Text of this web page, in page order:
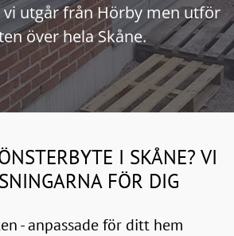
utgår från Hörby men utför
över hela Skåne.
I SKÅNE? VI
FÖR DIG
- anpassade för ditt hem